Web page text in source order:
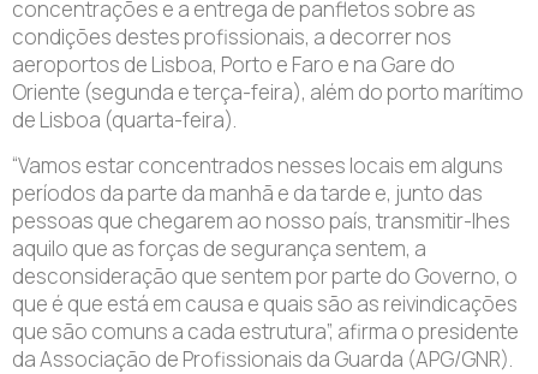
concentrações e a entrega de panfletos sobre as
condições destes profissionais, a decorrer nos
aeroportos de Lisboa, Porto e Faro e na Gare do
Oriente (segunda e terça-feira), além do porto marítimo
de Lisboa (quarta-feira).
“Vamos estar concentrados nesses locais em alguns
períodos da parte da manhã e da tarde e, junto das
pessoas que chegarem ao nosso país, transmitir-lhes
aquilo que as forças de segurança sentem, a
desconsideração que sentem por parte do Governo, o
que é que está em causa e quais são as reivindicações
que são comuns a cada estrutura”, afirma o presidente
da Associação de Profissionais da Guarda (APG/GNR).